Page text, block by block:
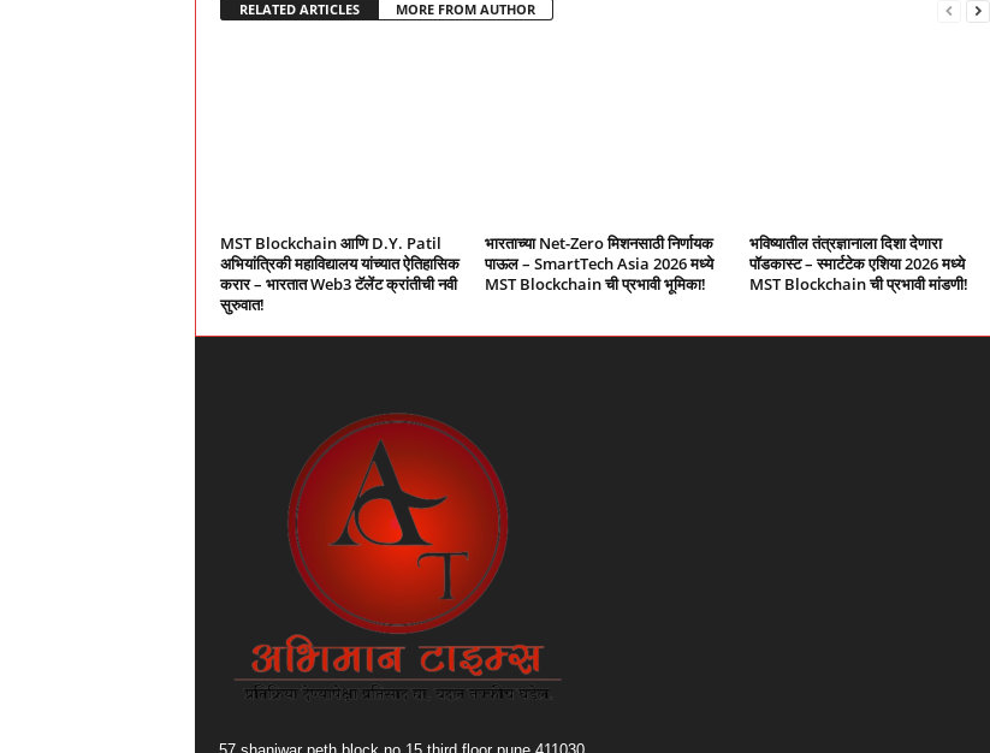
RELATED ARTICLES MORE FROM AUTHOR
MST Blockchain आणि D.Y. Patil
अभियांत्रिकी महाविद्यालय यांच्यात ऐतिहासिक
करार – भारतात Web3 टॅलेंट क्रांतीची नवी
सुरुवात!
भारताच्या Net-Zero मिशनसाठी निर्णायक
पाऊल – SmartTech Asia 2026 मध्ये
MST Blockchain ची प्रभावी भूमिका!
भविष्यातील तंत्रज्ञानाला दिशा देणारा
पॉडकास्ट – स्मार्टटेक एशिया 2026 मध्ये
MST Blockchain ची प्रभावी मांडणी!